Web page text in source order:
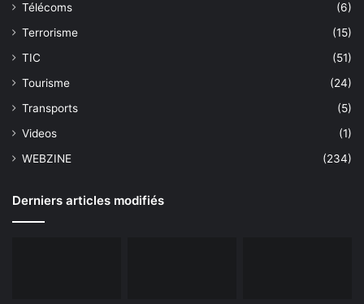
Télécoms
(6)
Terrorisme
(15)
TIC
(51)
Tourisme
(24)
Transports
(5)
Videos
(1)
WEBZINE
(234)
Derniers articles modifiés